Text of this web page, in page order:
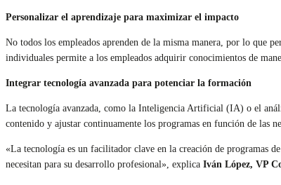
Personalizar el aprendizaje para maximizar el impacto
No todos los empleados aprenden de la misma manera, por lo que
individuales permite a los empleados adquirir conocimientos de
Integrar tecnología avanzada para potenciar la formación
La tecnología avanzada, como la Inteligencia Artificial (IA) o el
contenido y ajustar continuamente los programas en función de las
«La tecnología es un facilitador clave en la creación de programas
necesitan para su desarrollo profesional», explica Iván López, VP